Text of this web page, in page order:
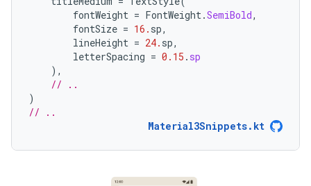
fontWeight = FontWeight.SemiBold,
fontSize = 16. sp,
lineHeight = 24. sp,
letterSpacing = 0.15 . sp
),
// ..
)
// ..
Material3Snippets.kt